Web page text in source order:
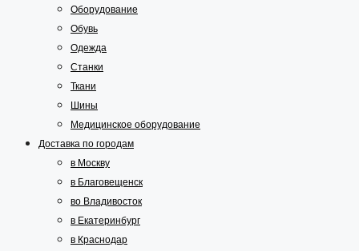
Оборудование
Обувь
Одежда
Станки
Ткани
Шины
Медицинское оборудование
Доставка по городам
в Москву
в Благовещенск
во Владивосток
в Екатеринбург
в Краснодар